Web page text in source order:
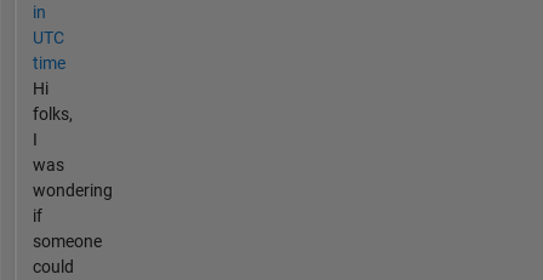
in
UTC
time
Hi
folks,
I
was
wondering
if
someone
could